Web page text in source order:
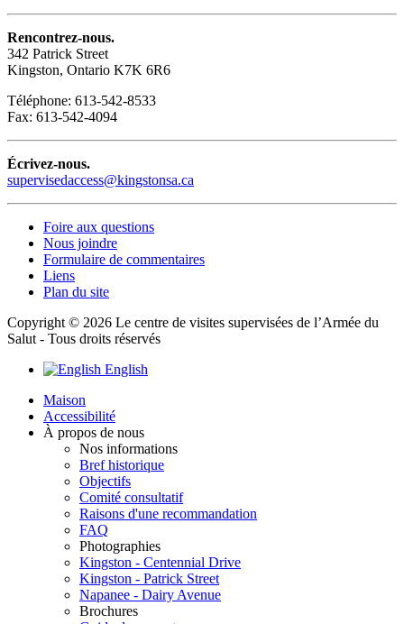
Rencontrez-nous.
342 Patrick Street
Kingston, Ontario K7K 6R6
Téléphone: 613-542-8533
Fax: 613-542-4094
Écrivez-nous.
supervisedaccess@kingstonsa.ca
Foire aux questions
Nous joindre
Formulaire de commentaires
Liens
Plan du site
Copyright © 2026 Le centre de visites supervisées de l’Armée du
Salut - Tous droits réservés
English
Maison
Accessibilité
À propos de nous
Nos informations
Bref historique
Objectifs
Comité consultatif
Raisons d'une recommandation
FAQ
Photographies
Kingston - Centennial Drive
Kingston - Patrick Street
Napanee - Dairy Avenue
Brochures